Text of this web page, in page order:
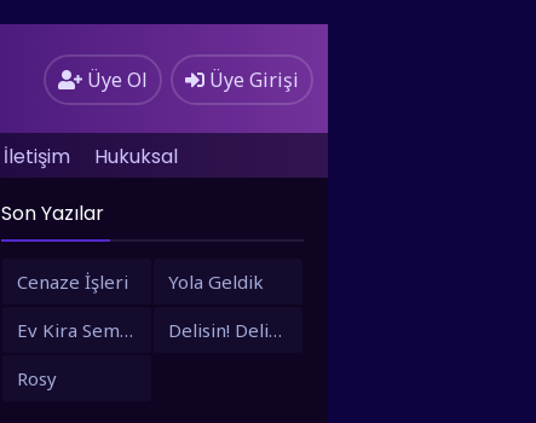
Üye Ol Üye Girişi
İletişim
Hukuksal
Son Yazılar
Cenaze İşleri
Yola Geldik
Ev Kira Semt Bizim
Delisin! Delisin!
Rosy